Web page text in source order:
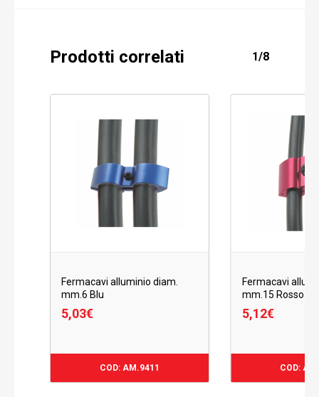
Prodotti correlati 1/8
Fermacavi alluminio diam.
mm.6 Blu
5,03€
COD: AM.9411
Fermacavi
mm.15 Rosso
5,12€
COD: